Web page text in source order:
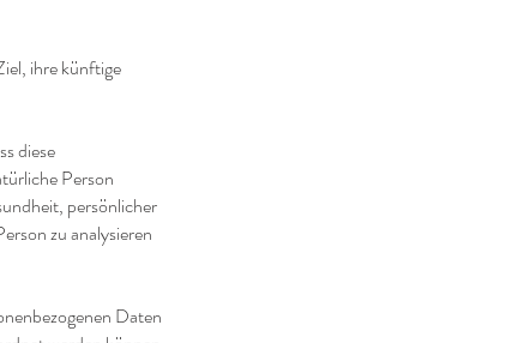
ihre künftige
diese
Person
persönlicher
zu analysieren
Daten